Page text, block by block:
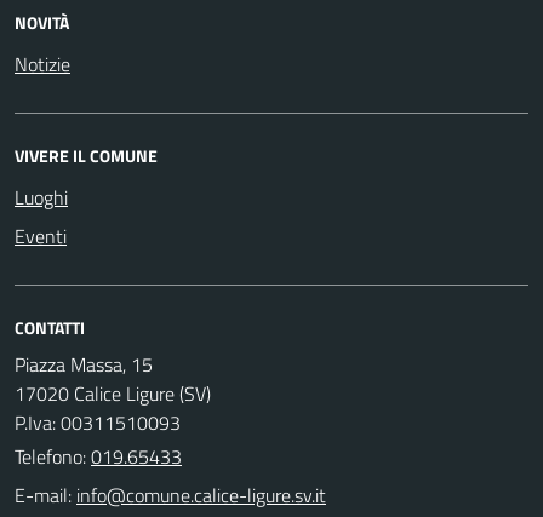
NOVITÀ
Notizie
VIVERE IL COMUNE
Luoghi
Eventi
CONTATTI
Piazza Massa, 15
17020 Calice Ligure (SV)
P.Iva: 00311510093
Telefono:019.65433
E-mail: